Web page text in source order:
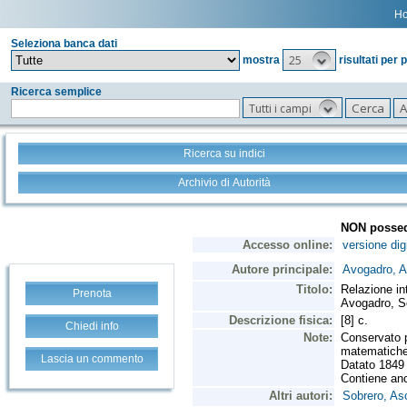
Seleziona banca dati
mostra
25 risultati per
Ricerca semplice
Tutti i campi
Ricerca su indici
Archivio di Autorità
Prenota
Chiedi info
Lascia un commento